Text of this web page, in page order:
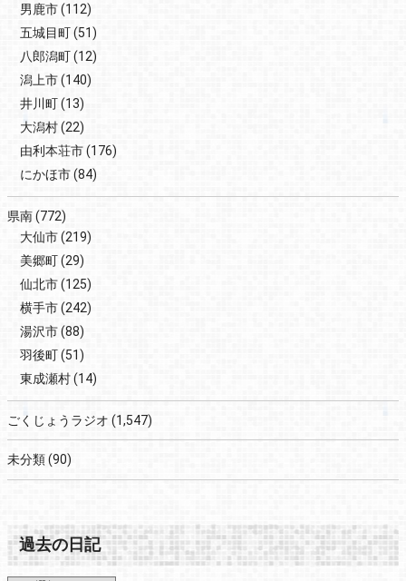
男鹿市(112)
五城目町(51)
八郎潟町(12)
潟上市(140)
井川町(13)
大潟村(22)
由利本荘市(176)
にかほ市(84)
県南(772)
大仙市(219)
美郷町(29)
仙北市(125)
横手市(242)
湯沢市(88)
羽後町(51)
東成瀬村(14)
ごくじょうラジオ (1,547)
未分類(90)
過去の日記